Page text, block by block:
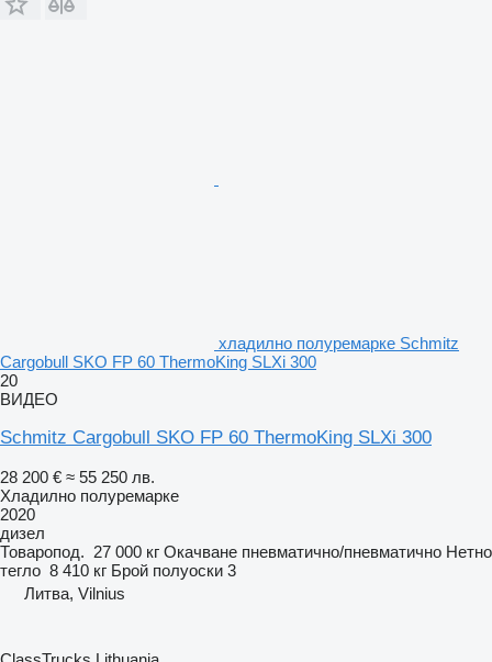
хладилно полуремарке Schmitz
Cargobull SKO FP 60 ThermoKing SLXi 300
20
ВИДЕО
Schmitz Cargobull SKO FP 60 ThermoKing SLXi 300
28 200 € ≈ 55 250 лв.
Хладилно полуремарке
2020
дизел
Товаропод. 27 000 кг Окачване пневматично/пневматично Нетно
тегло 8 410 кг Брой полуоски 3
Литва, Vilnius